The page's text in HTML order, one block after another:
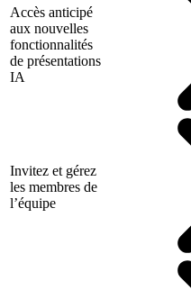
Accès anticipé
aux nouvelles
fonctionnalités
de présentations
IA
Invitez et gérez
les membres de
l’équipe